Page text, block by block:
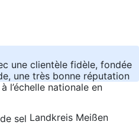
une clientèle fidèle, fondée
une très bonne réputation
l’échelle nationale en
Landkreis Meißen